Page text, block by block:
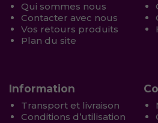
Qui sommes nous
Contacter avec nous
Vos retours produits
Plan du site
Information
Transport et livraison
Conditions d’utilisation